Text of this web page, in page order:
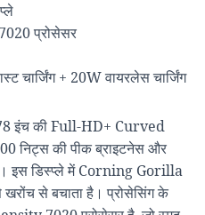
प्रोसेसर
चार्जिंग + 20W वायरलेस चार्जिंग
इंच की Full-HD+ Curved
निट्स की पीक ब्राइटनेस और
इस डिस्प्ले में Corning Gorilla
खरोंच से बचाता है। प्रोसेसिंग के